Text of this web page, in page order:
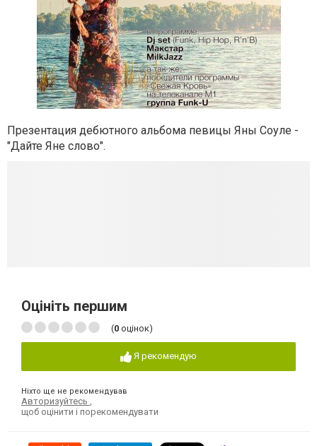
Презентация дебютного альбома певицы Яны Соуле -
"Дайте Яне слово".
Оцініть першим
(0 оцінок)
Я рекомендую
Ніхто ще не рекомендував
Авторизуйтесь
щоб оцінити і порекомендувати